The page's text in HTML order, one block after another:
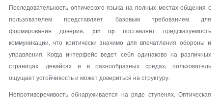
Последовательность оптического языка на полных местах общения с
пользователем представляет базовым требованием для
формирования доверия. pin up поставляет предсказуемость
коммуникации, что критически значимо для впечатления обороны и
управления. Когда интерфейс ведет себя одинаково на различных
страницах, девайсах и в разнообразных средах, пользователь
ощущает устойчивость и может довериться на структуру.
Непротиворечивость обнаруживается на ряде ступенях. Оптическая